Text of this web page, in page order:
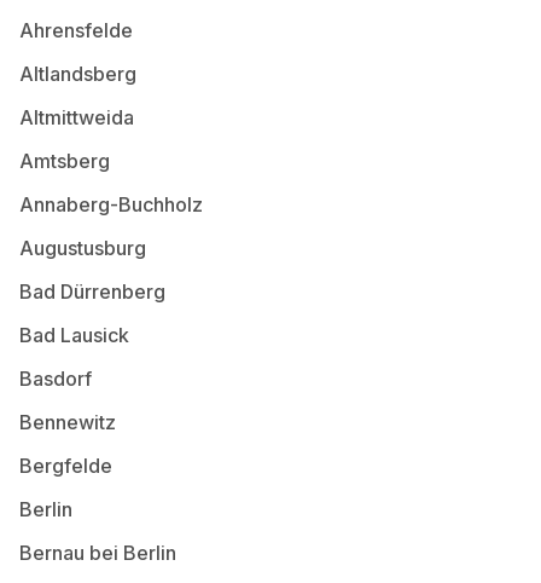
Ahrensfelde
Altlandsberg
Altmittweida
Amtsberg
Annaberg-Buchholz
Augustusburg
Bad Dürrenberg
Bad Lausick
Basdorf
Bennewitz
Bergfelde
Berlin
Bernau bei Berlin